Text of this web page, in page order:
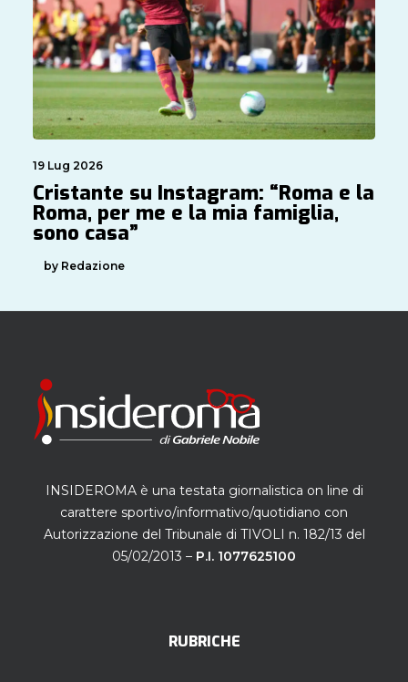
19 Lug 2026
Cristante su Instagram: “Roma e la
Roma, per me e la mia famiglia,
sono casa”
by Redazione
INSIDEROMA è una testata giornalistica on line di
carattere sportivo/informativo/quotidiano con
Autorizzazione del Tribunale di TIVOLI n. 182/13 del
05/02/2013 – P.I. 1077625100
RUBRICHE